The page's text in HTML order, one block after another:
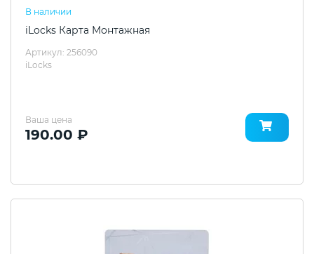
В наличии
iLocks Карта Монтажная
Артикул: 256090
iLocks
Ваша цена
190.00 ₽